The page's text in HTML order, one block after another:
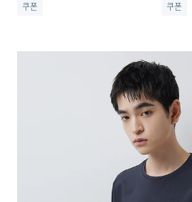
쿠폰 쿠폰